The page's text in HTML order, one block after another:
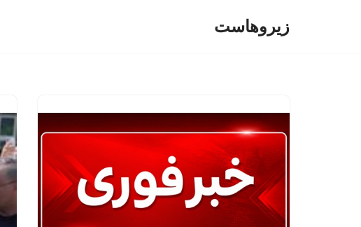
زیروهاست